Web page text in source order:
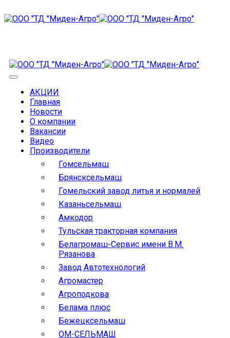
АКЦИИ
Главная
Новости
О компании
Вакансии
Видео
Производители
Гомсельмаш
Брянсксельмаш
Гомельский завод литья и нормалей
Казаньсельмаш
Амкодор
Тульская тракторная компания
Белагромаш-Сервис имени В.М.
Рязанова
Завод Автотехнологий
Агромастер
Агроподкова
Белама плюс
Бежецксельмаш
ОМ-СЕЛЬМАШ